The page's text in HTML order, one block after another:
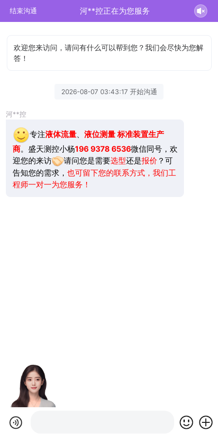
结束沟通 河**控正在为您服务
欢迎您来访问，请问有什么可以帮到您？我们会尽快为您解
答！
2026-08-07 03:43:17 开始沟通
河**控
专注液体流量、 液位测量 标准装置生产
商。盛天测控小杨196 9378 6536微信同号，欢
迎您的来访
请问您是需要选型还是报价 ？可
告知您的需求， 也可留下您的联系方式，我们工
程师一对一为您服务！